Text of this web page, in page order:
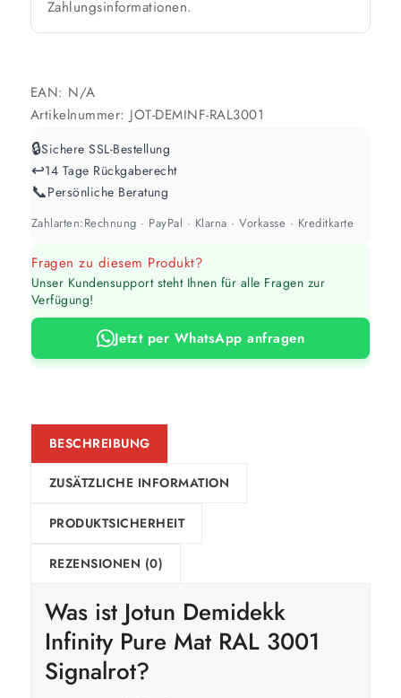
Werte sind Richtwerte und können je nach Untergrund und Werkzeug
abweichen. Für 10 % Reserve wird automatisch aufgerundet.
Zahlungsinformationen.
EAN: N/A
Artikelnummer: JOT-DEMINF-RAL3001
🔒Sichere SSL-Bestellung
↩️14 Tage Rückgaberecht
📞Persönliche Beratung
Zahlarten:Rechnung · PayPal · Klarna · Vorkasse · Kreditkarte
Fragen zu diesem Produkt?
Unser Kundensupport steht Ihnen für alle Fragen zur
Verfügung!
Jetzt per WhatsApp anfragen
BESCHREIBUNG
ZUSÄTZLICHE INFORMATION
PRODUKTSICHERHEIT
REZENSIONEN (0)
Was ist Jotun Demidekk
Infinity Pure Mat RAL 3001
Signalrot?